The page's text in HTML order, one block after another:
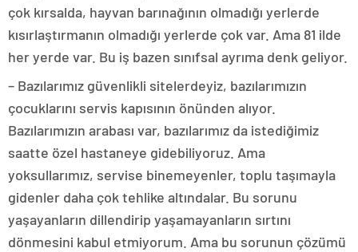
çok kırsalda, hayvan barınağının olmadığı yerlerde
kısırlaştırmanın olmadığı yerlerde çok var. Ama 81 ilde
her yerde var. Bu iş bazen sınıfsal ayrıma denk geliyor.
– Bazılarımız güvenlikli sitelerdeyiz, bazılarımızın
çocuklarını servis kapısının önünden alıyor.
Bazılarımızın arabası var, bazılarımız da istediğimiz
saatte özel hastaneye gidebiliyoruz. Ama
yoksullarımız, servise binemeyenler, toplu taşımayla
gidenler daha çok tehlike altındalar. Bu sorunu
yaşayanların dillendirip yaşamayanların sırtını
dönmesini kabul etmiyorum. Ama bu sorunun çözümü